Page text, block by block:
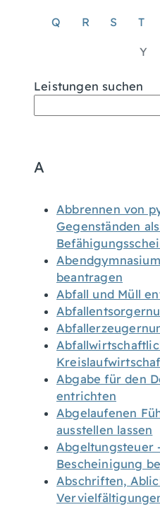
Q R S T
Y
Leistungen suchen
A
Abbrennen von
Gegenständen
beantragen
Abfall und Müll
Abgabe für den
entrichten
Abgelaufenen
ausstellen lassen
Abgeltungsteuer
Bescheinigung
Abschriften,